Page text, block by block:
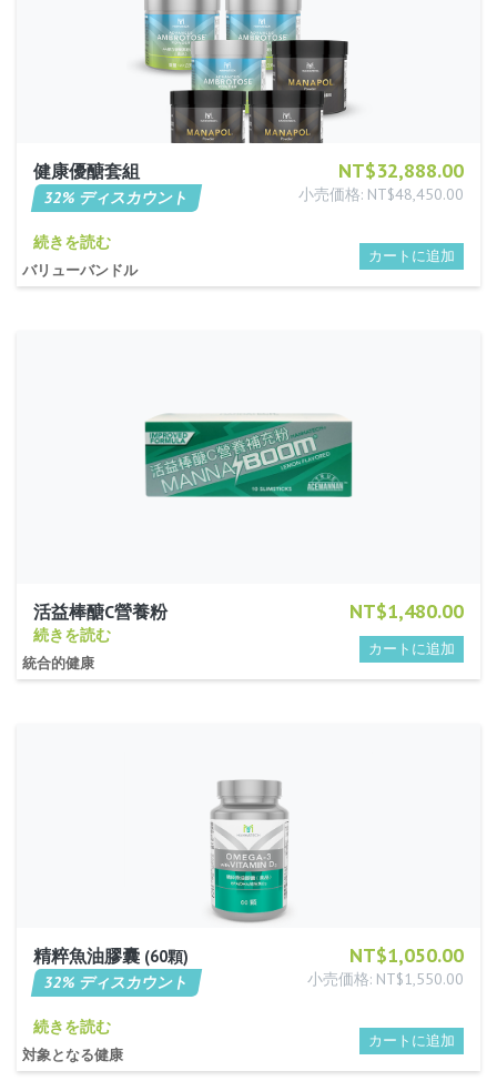
NT$32,888.00
健康優醣套組
小売価格: NT$48,450.00
32% ディスカウント
続きを読む
バリューバンドル
NT$1,480.00
活益棒醣C營養粉
続きを読む
統合的健康
NT$1,050.00
精粹魚油膠囊 60顆
小売価格: NT$1,550.00
32% ディスカウント
続きを読む
対象となる健康